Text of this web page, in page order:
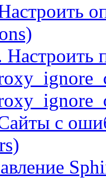
Настроить
с